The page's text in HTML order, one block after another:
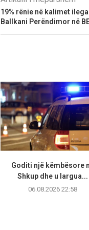
19% rënie në kalimet
Ballkani Perëndimor në
Goditi një këmbësore
Shkup dhe u largua...
06.08.2026 22:58